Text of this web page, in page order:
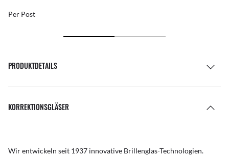
Per Post
PRODUKTDETAILS
KORREKTIONSGLÄSER
Wir entwickeln seit 1937 innovative Brillenglas-Technologien.